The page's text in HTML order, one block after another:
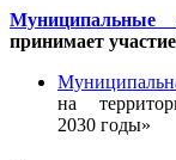
Муниципальные
принимает
на
2030 годы»